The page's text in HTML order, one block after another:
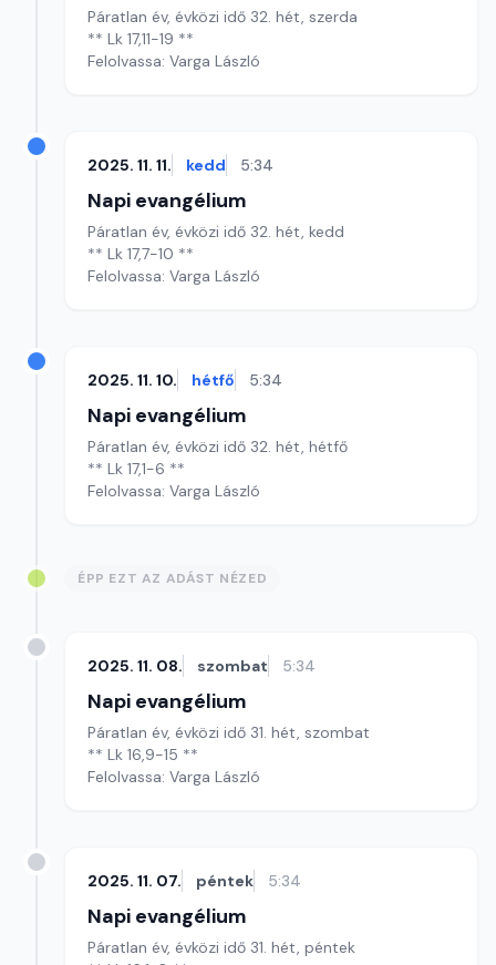
Páratlan év, évközi idő 32. hét, szerda
** Lk 17,11-19 **
Felolvassa: Varga László
2025. 11. 11. kedd 5:34
Napi evangélium
Páratlan év, évközi idő 32. hét, kedd
** Lk 17,7-10 **
Felolvassa: Varga László
2025. 11. 10. hétfő 5:34
Napi evangélium
Páratlan év, évközi idő 32. hét, hétfő
** Lk 17,1-6 **
Felolvassa: Varga László
ÉPP EZT AZ ADÁST NÉZED
2025. 11. 08. szombat 5:34
Napi evangélium
Páratlan év, évközi idő 31. hét, szombat
** Lk 16,9-15 **
Felolvassa: Varga László
2025. 11. 07. péntek 5:34
Napi evangélium
Páratlan év, évközi idő 31. hét, péntek